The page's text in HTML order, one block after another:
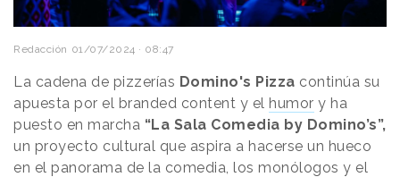
Redacción 01/07/2024 · 08:47
La cadena de pizzerías Domino's Pizza continúa su
apuesta por el branded content y el humor y ha
puesto en marcha “La Sala Comedia by Domino’s”,
un proyecto cultural que aspira a hacerse un hueco
en el panorama de la comedia, los monólogos y el